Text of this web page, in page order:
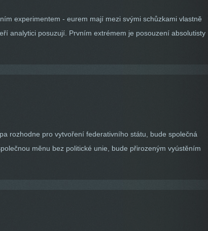
experimentem - eurem mají mezi svými schůzkami vlastně
analytici posuzují. Prvním extrémem je posouzení absolutisty
rozhodne pro vytvoření federativního státu, bude společná
měnu bez politické unie, bude přirozeným vyústěním